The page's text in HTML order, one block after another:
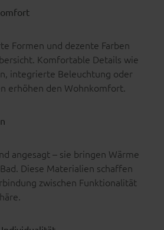
Formen und dezente Farben
Komfortable Details wie
integrierte Beleuchtung oder
erhöhen den Wohnkomfort.
angesagt – sie bringen Wärme
Diese Materialien schaffen
zwischen Funktionalität